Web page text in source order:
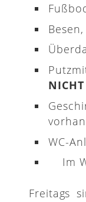
NICHT
WC-
Im
Freitags